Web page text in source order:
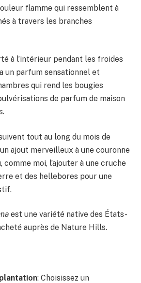
flamme qui ressemblent à
à travers les branches
à l’intérieur pendant les froides
un parfum sensationnel et
qui rend les bougies
de parfum de maison
tout au long du mois de
ajout merveilleux à une couronne
comme moi, l’ajouter à une cruche
et des hellebores pour une
est une variété native des États-
auprès de Nature Hills.
: Choisissez un